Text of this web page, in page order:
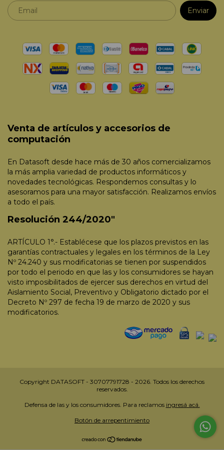
Venta de artículos y accesorios de
computación
En Datasoft desde hace más de 30 años comercializamos
la más amplia variedad de productos informáticos y
novedades tecnológicas. Respondemos consultas y lo
asesoramos para una mayor satisfacción. Realizamos envíos
a todo el país.
Resolución 244/2020"
ARTÍCULO 1°.- Establécese que los plazos previstos en las
garantías contractuales y legales en los términos de la Ley
Nº 24.240 y sus modificatorias se tienen por suspendidos
por todo el periodo en que las y los consumidores se hayan
visto imposibilitados de ejercer sus derechos en virtud del
Aislamiento Social, Preventivo y Obligatorio dictado por el
Decreto Nº 297 de fecha 19 de marzo de 2020 y sus
modificatorios.
Copyright DATASOFT - 30707791728 - 2026. Todos los derechos
reservados.
Defensa de las y los consumidores. Para reclamos ingresá acá.
Botón de arrepentimiento